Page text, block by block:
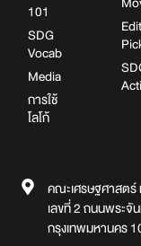
101
SDG
Vocab
Media
การใช้
โลโก้
คณะเศรษฐศาสต
เลขที่ 2 ถนนพระจั
กรุงเทพมหานคร